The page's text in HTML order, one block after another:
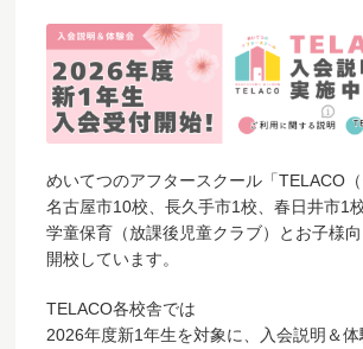
めいてつのアフタースクール「TELACO
名古屋市10校、長久手市1校、春日井市1
学童保育（放課後児童クラブ）とお子様
開校しています。
TELACO各校舎では
2026年度新1年生を対象に、入会説明＆